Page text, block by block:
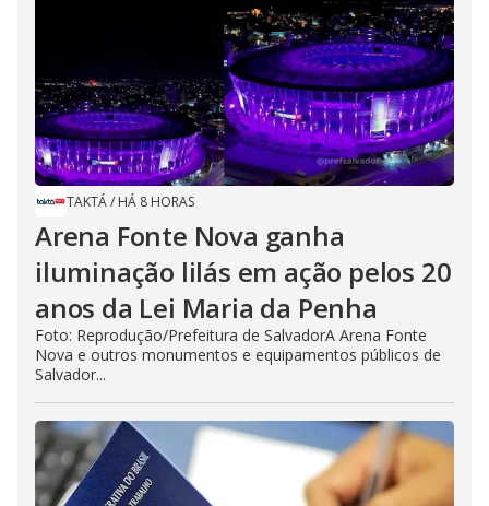
TAKTÁ/ HÁ 8 HORAS
Arena Fonte Nova ganha
iluminação lilás em ação pelos 20
anos da Lei Maria da Penha
Foto: Reprodução/Prefeitura de SalvadorA Arena Fonte
Nova e outros monumentos e equipamentos públicos de
Salvador...